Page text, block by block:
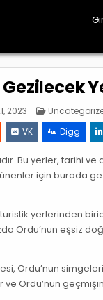
2023 Posted
VK Digg
Bu yerler, tarihi
için burada
yerlerinden
Ordu’nun eşsiz
Ordu’nun
Ordu’nun